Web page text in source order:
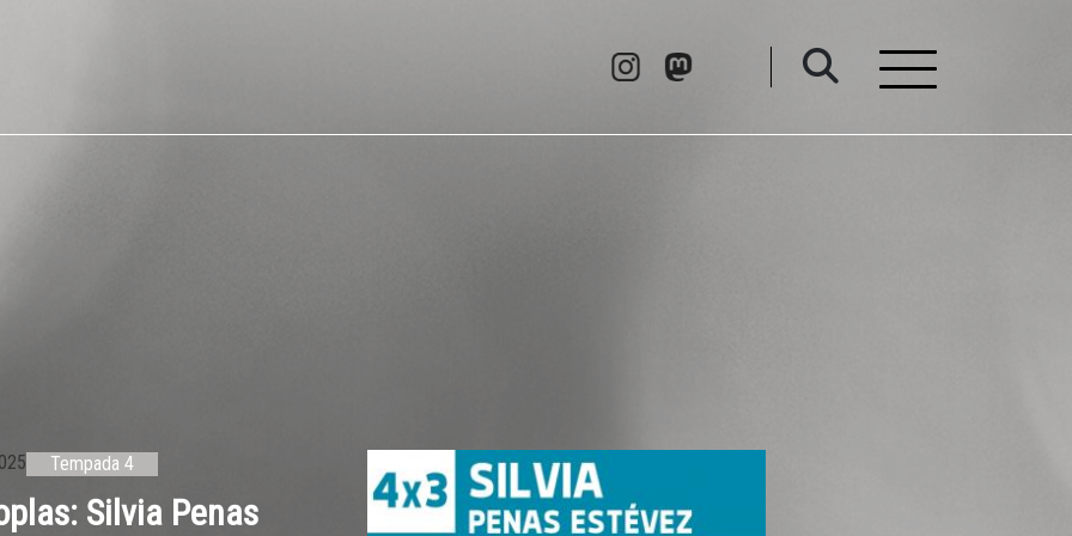
Tempada 4
Silvia Penas